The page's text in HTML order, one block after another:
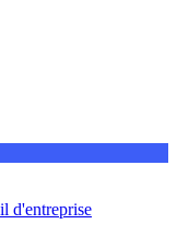
d'entreprise